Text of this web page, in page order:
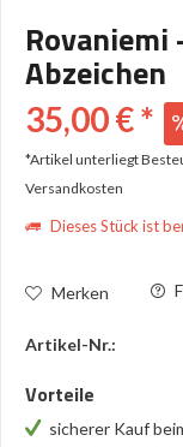
Rovaniemi
Abzeichen
35,00 € *
*Artikel unterliegt
Versandkosten
Dieses Stück ist
Merken
Artikel-Nr.:
Vorteile
sicherer Kauf